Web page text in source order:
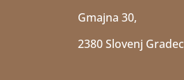
Gmajna 30,
2380 Slovenj Gradec